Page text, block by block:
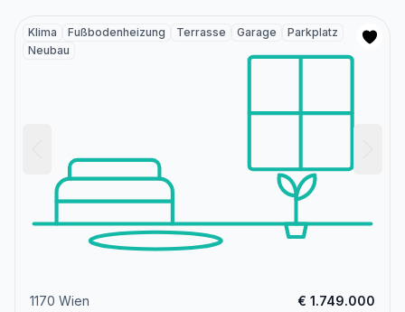
Klima Fußbodenheizung Terrasse Garage
Parkplatz
Neubau
1170 Wien € 1.749.000